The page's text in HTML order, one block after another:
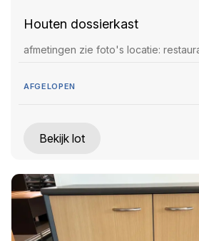
Houten dossierkast
afmetingen zie foto's locatie:
AFGELOPEN
Bekijk lot